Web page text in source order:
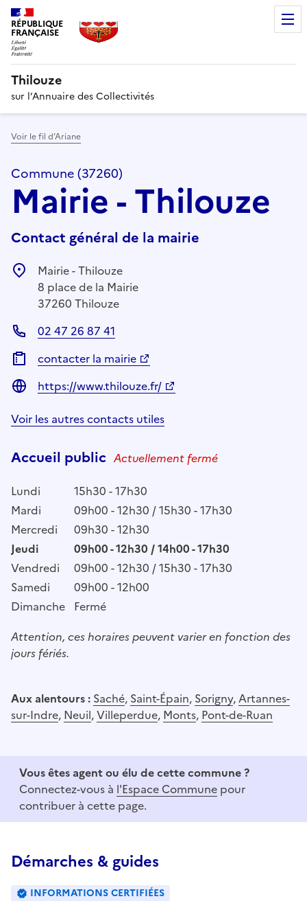
RÉPUBLIQUE
FRANÇAISE
Thilouze
sur l’Annuaire des Collectivités
Voir le fil d’Ariane
Commune (37260)
Mairie - Thilouze
Contact général de la mairie
Mairie - Thilouze
8 place de la Mairie
37260 Thilouze
02 47 26 87 41
contacter la mairie
https://www.thilouze.fr/
Voir les autres contacts utiles
Accueil public Actuellement fermé
Lundi
15h30 - 17h30
Mardi
09h00 - 12h30 / 15h30 - 17h30
Mercredi
09h30 - 12h30
Jeudi
09h00 - 12h30 / 14h00 - 17h30
Vendredi
09h00 - 12h30 / 15h30 - 17h30
Samedi
09h00 - 12h00
Dimanche Fermé
Attention, ces horaires peuvent varier en fonction des
jours fériés.
Aux alentours : Saché, Saint-Épain, Sorigny,Artannes-
sur-Indre, Neuil,Villeperdue, Monts, Pont-de-Ruan
Vous êtes agent ou élu de cette commune ?
Connectez-vous à l'Espace Commune pour
contribuer à cette page.
Démarches & guides
INFORMATIONS CERTIFIÉES